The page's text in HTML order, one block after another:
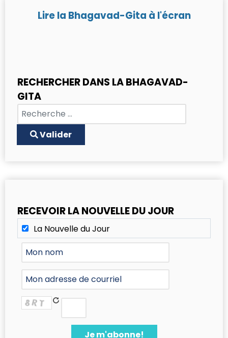
Lire la Bhagavad-Gita à l'écran
RECHERCHER DANS LA BHAGAVAD-
GITA
Chercher
Type 2 or more characters for results.
Valider
RECEVOIR LA NOUVELLE DU JOUR
La Nouvelle du Jour